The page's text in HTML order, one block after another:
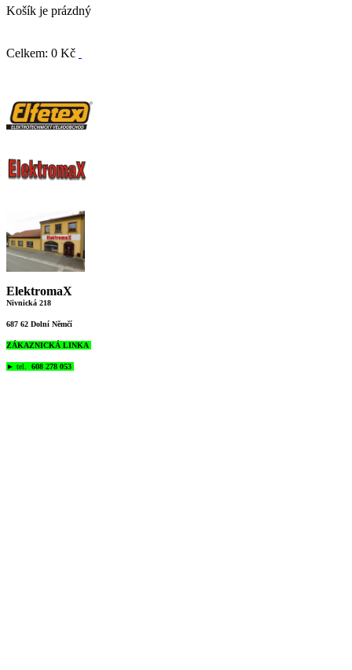
Košík je prázdný
Celkem: 0 Kč
ElektromaX
Nivnická 218
687 62 Dolní Němčí
ZÁKAZNICKÁ LINKA
► tel. 608 278 053